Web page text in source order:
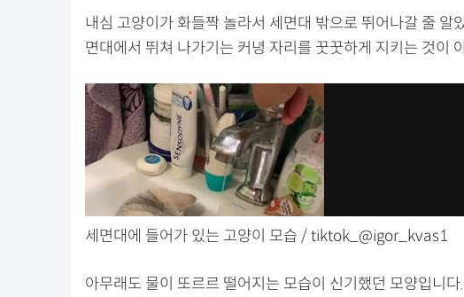
내심 고양이가 화들짝 놀라서 세면대 밖으로 뛰어나갈 줄 알
면대에서 뛰쳐 나가기는 커녕 자리를 꿋꿋하게 지키는 것이
세면대에 들어가 있는 고양이 모습 / tiktok_@igor_kvas1
아무래도 물이 또르르 떨어지는 모습이 신기했던 모양입니